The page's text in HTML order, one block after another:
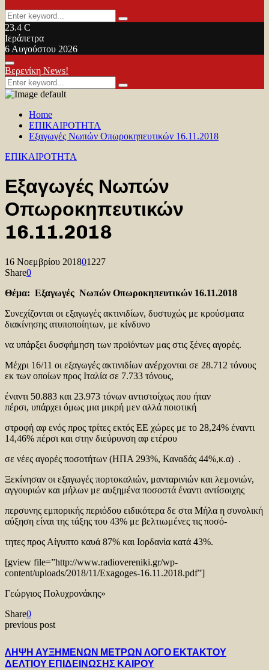
Search
for:
Search
23.4 C
Ιεράπετρα
6 Αυγούστου 2026
Facebook
Twitter
Youtube
Primary
Menu
Βερενίκη News!
Search
for:
Search
Home
ΕΠΙΚΑΙΡΟΤΗΤΑ
Εξαγωγές Νωπών Οπωροκηπευτικών 16.11.2018
ΕΠΙΚΑΙΡΟΤΗΤΑ
Εξαγωγές Νωπών
Οπωροκηπευτικών
16.11.2018
16 Νοεμβρίου 201801227
Share0
Θέμα: Εξαγωγές Νωπών Οπωροκηπευτικών 16.11.2018
Συνεχίζονται οι εξαγωγές ακτινιδίων, δυστυχώς με κρούσματα
διακίνησης ατυποποίητων, με κίνδυνο
να υπάρξει δυσφήμηση των προϊόντων μας στις ξένες αγορές.
Μέχρι 16/11 οι εξαγωγές ακτινιδίων ανέρχονται σε 28.712 τόνους
εκ των οποίων προς Ιταλία σε 7.733 τόνους,
έναντι 50.883 και 23.973 τόνων αντιστοίχως που ήταν
πέρσι, υπάρχει όμως μια μικρή μεν αλλά ποιοτική
στροφή αφ ενός προς τρίτες εκτός ΕΕ χώρες με το 28,24% έναντι
14,46% πέρσι και στην διεύρυνση αφ ετέρου
σε νέες αγορές ποσοτήτων (ΗΠΑ 293%, Καναδάς 44%,κ.α) .
Ξεκίνησαν οι εξαγωγές πορτοκαλιών, μανταρινιών και λεμονιών,
αγγουριών και μήλων με αυξημένα ποσοστά έναντι αντίσοιχης
περσυνης εμπορικής περιόδου ειδικότερα δε στα Μήλα η συνολική
αύξηση είναι της τάξης του 43% με βελτιωμένες τις ποσό-
τητες προς Αίγυπτο καυά 87% και Ιορδανία κατά 43%.
[gview file=”http://www.radiovereniki.gr/wp-
content/uploads/2018/11/Exagoges-16.11.2018.pdf”]
Γεώργιος Πολυχρονάκης»
Share0
previous post
ΛΗΨΗ ΑΥΞΗΜΕΝΩΝ ΜΕΤΡΩΝ ΛΟΓΟ ΕΚΤΑΚΤΟΥ
ΔΕΛΤΙΟΥ ΕΠΙΔΕΙΝΩΣΗΣ ΚΑΙΡΟΥ